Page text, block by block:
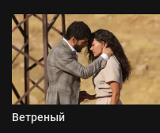
Ветреный